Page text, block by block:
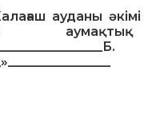
ауданы
аумақтық
»________________